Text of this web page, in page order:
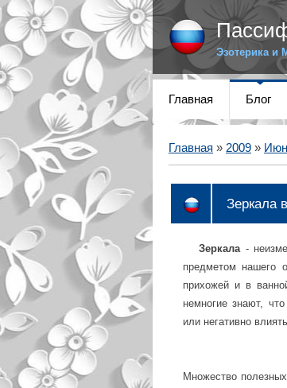
Эзотерика и
Главная Блог
Главная » 2009 »
Зеркала
Зеркала -
предметом нашего
прихожей и в
немногие знают,
или негативно
Множество